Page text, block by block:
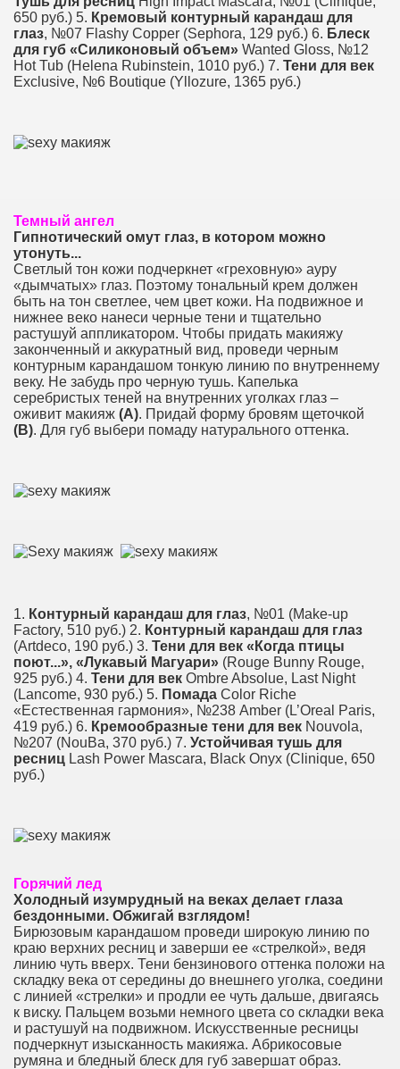
650 руб.) 5. Кремо­вый контурный ­карандаш для
глаз, №07 Flashy Copper (Sephora, 129 руб.) 6. Блеск
для губ «Силиконовый объем» Wanted Gloss, №12
Hot Tub (Helena Rubinstein, 1010 руб.) 7. Тени для век
Exclusive, №6 Boutique (Yllozure, 1365 руб.)
Темный ангел
Гипнотический омут глаз, в котором можно
утонуть...
Светлый тон кожи подчеркнет «греховную» ауру
«дымчатых» глаз. Поэтому тональный крем должен
быть на тон светлее, чем цвет ­кожи. На подвижное и
нижнее веко нанеси черные тени и тщательно
растушуй ­аппликатором. Чтобы ­придать макияжу
закон­ченный и аккуратный вид, проведи черным
контурным карандашом тонкую линию по внутреннему
веку. Не забудь про черную тушь. Капелька
серебристых теней на внутренних уголках глаз –
оживит макияж (А). Придай форму бровям щеточкой
(В). Для губ выбери помаду ­натурального оттенка.
1. Контурный карандаш для глаз, №01 (Make-up
Factory, 510 руб.) 2. Контурный карандаш для глаз
(Artdeco, 190 руб.) 3. Тени для век «Когда птицы
поют...», «Лукавый Магуари» (Rouge Bunny Rouge,
925 руб.) 4. Тени для век Ombre Absolue, Last Night
(Lancome, 930 руб.) 5. Помада Color Riche
«Естественная гармония», №238 Amber (L’Oreal Paris,
419 руб.) 6. Кремообразные тени для век Nouvola,
№207 (NouBa, 370 руб.) 7. Устойчивая тушь для
ресниц Lash Power Mascara, Black Onyx (Clinique, 650
руб.)
Горячий лед
Холодный изумрудный на веках делает глаза
бездонными. Обжигай взглядом!
Бирюзовым карандашом проведи широкую линию по
краю верхних ресниц и заверши ее «стрелкой», ведя
линию чуть вверх. Тени бензинового оттенка положи на
складку века от середины до внешнего уголка, со­­едини
с линией «стрелки» и продли ее чуть дальше, двигаясь
к виску. Пальцем возьми немного цвета со складки века
и растушуй на подвижном. Искус­ственные ресницы
подчеркнут изысканность макияжа. Абрикосовые
румяна и бледный блеск для губ завершат образ.